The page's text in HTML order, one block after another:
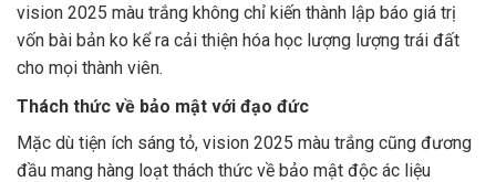
vision 2025 màu trắng không chỉ kiến thành lập báo giá trị
vốn bài bản ko kể ra cải thiện hóa học lượng lượng trái đất
cho mọi thành viên.
Thách thức về bảo mật với đạo đức
Mặc dù tiện ích sáng tỏ, vision 2025 màu trắng cũng đương
đầu mang hàng loạt thách thức về bảo mật độc ác liệu